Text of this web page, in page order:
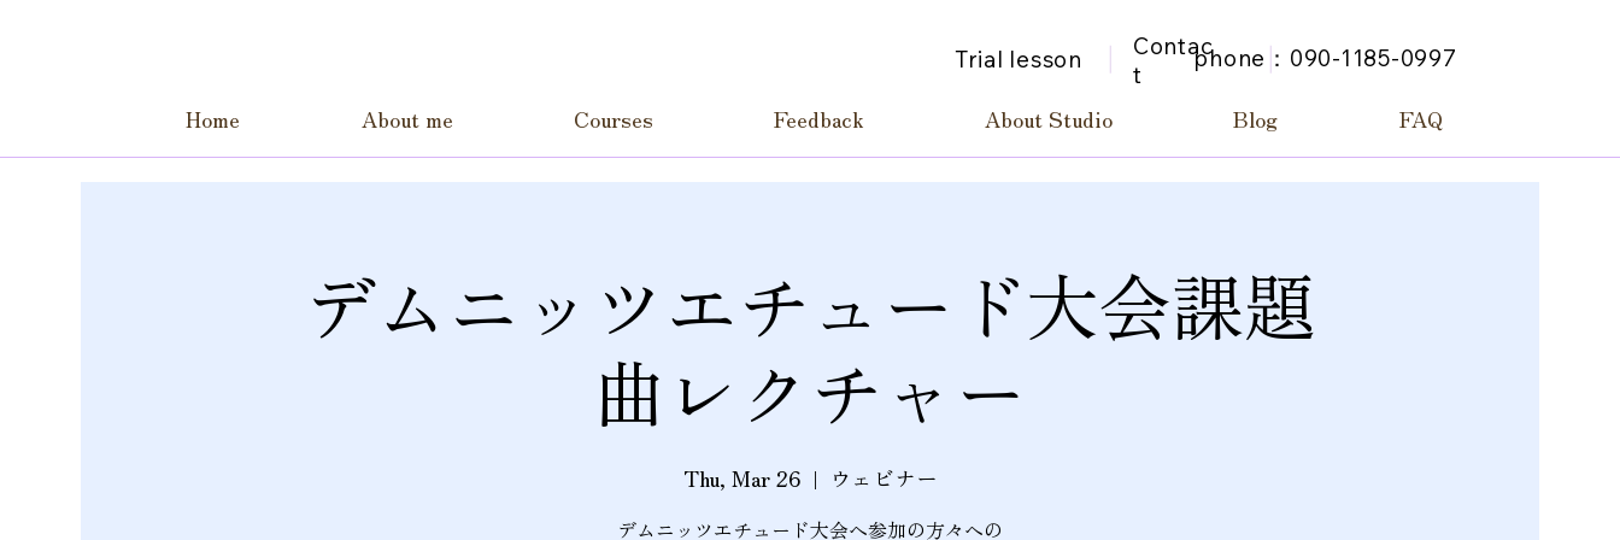
Trial lesson
Contac
t
phone：090-1185-0997
Home About me Courses Feedback About Studio Blog FAQ
デムニッツエチュード大会課題
曲レクチャー
Thu, Mar 26
  |
ウェビナー
デムニッツエチュード大会へ参加の方々への